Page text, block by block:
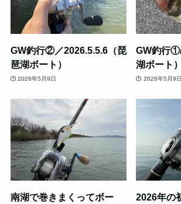
GW釣行②／2026.5.5.6（琵
琶湖ボート）
2026年5月9日
GW釣行
湖ボート）
2026年5月9日
南湖で巻きまくってボー
2026年の